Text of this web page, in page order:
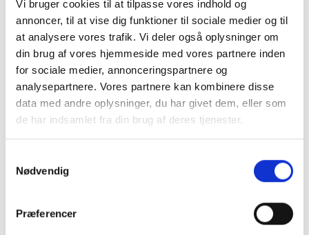
Vi bruger cookies til at tilpasse vores indhold og
annoncer, til at vise dig funktioner til sociale medier og til
at analysere vores trafik. Vi deler også oplysninger om
din brug af vores hjemmeside med vores partnere inden
for sociale medier, annonceringspartnere og
analysepartnere. Vores partnere kan kombinere disse
data med andre oplysninger, du har givet dem, eller som
de har indsamlet fra din brug af deres tjenester.
Nødvendig
Præferencer
Claus Grunnet-Jensen